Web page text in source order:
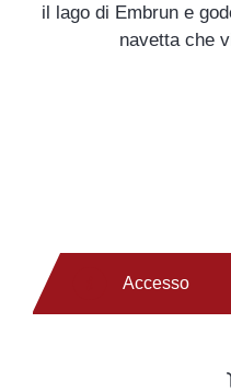
il lago di Embrun e
navetta che
Accesso